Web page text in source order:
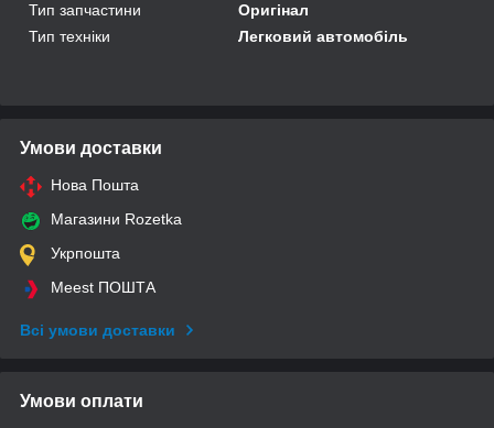
Тип запчастини
Оригінал
Тип техніки
Легковий автомобіль
Умови доставки
Нова Пошта
Магазини Rozetka
Укрпошта
Meest ПОШТА
Всі умови доставки
Умови оплати